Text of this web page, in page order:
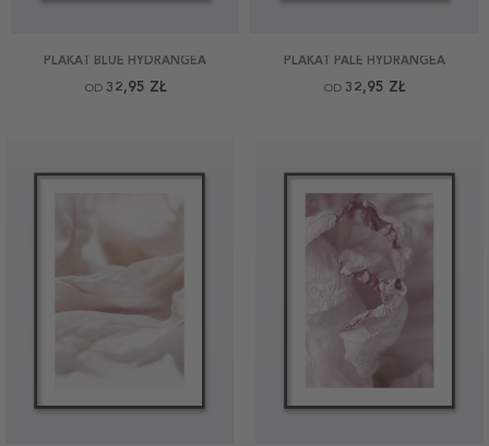
PLAKAT BLUE HYDRANGEA
OD 32,95 ZŁ
PLAKAT PALE HYDRANGEA
OD 32,95 ZŁ